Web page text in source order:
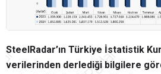
SteelRadar’ın Türkiye İstatistik
verilerinden derlediği bilgilere